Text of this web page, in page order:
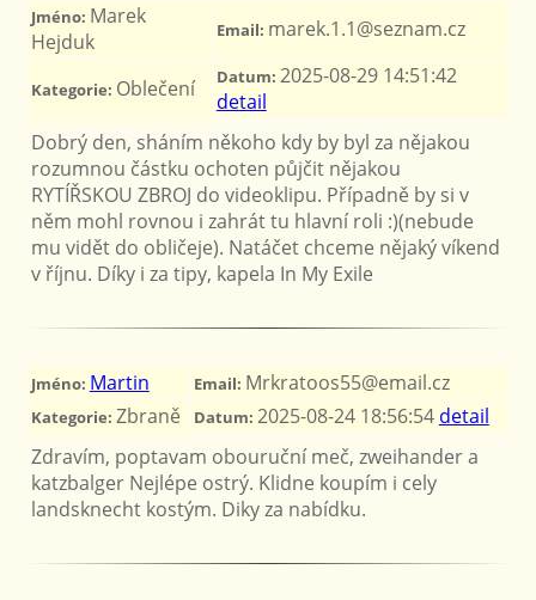
Jméno: Marek
Hejduk
Email: marek.1.1@seznam.cz
Kategorie: Oblečení Datum: 2025-08-29 14:51:42
detail
Dobrý den, sháním někoho kdy by byl za nějakou
rozumnou částku ochoten půjčit nějakou
RYTÍŘSKOU ZBROJ do videoklipu. Případně by si v
něm mohl rovnou i zahrát tu hlavní roli :)(nebude
mu vidět do obličeje). Natáčet chceme nějaký víkend
v říjnu. Díky i za tipy, kapela In My Exile
Jméno: Martin Email: Mrkratoos55@email.cz
Kategorie: Zbraně Datum: 2025-08-24 18:56:54 detail
Zdravím, poptavam obouruční meč, zweihander a
katzbalger Nejlépe ostrý. Klidne koupím i cely
landsknecht kostým. Diky za nabídku.